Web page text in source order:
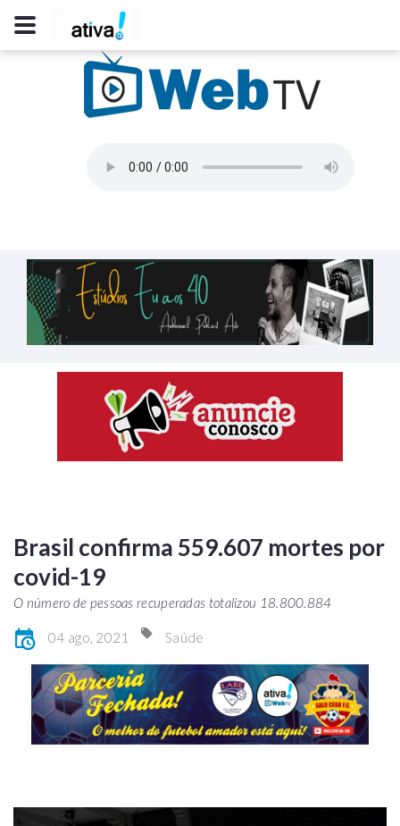
Brasil confirma 559.607 mortes por
covid-19
O número de pessoas recuperadas totalizou 18.800.884
04 ago, 2021 Saúde